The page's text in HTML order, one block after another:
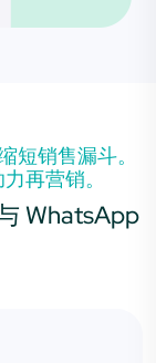
短销售漏斗。
再营销。
WhatsApp